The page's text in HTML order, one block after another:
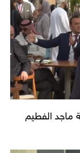
ماجد الفطيم